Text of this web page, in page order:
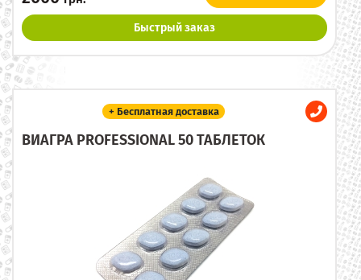
Быстрый заказ
+ Бесплатная доставка
ВИАГРА PROFESSIONAL 50 ТАБЛЕТОК